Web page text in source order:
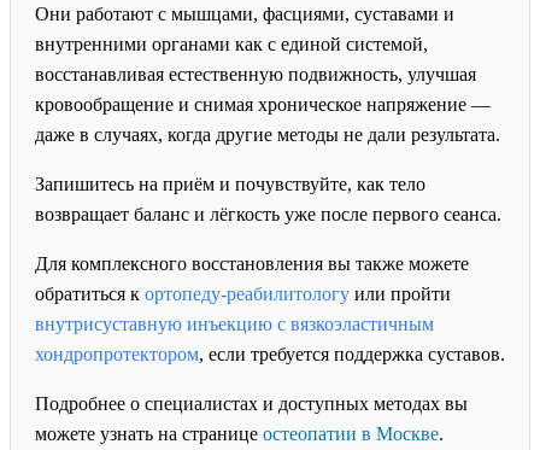
Они работают с мышцами, фасциями, суставами и
внутренними органами как с единой системой,
восстанавливая естественную подвижность, улучшая
кровообращение и снимая хроническое напряжение —
даже в случаях, когда другие методы не дали результата.
Запишитесь на приём и почувствуйте, как тело
возвращает баланс и лёгкость уже после первого сеанса.
Для комплексного восстановления вы также можете
обратиться к ортопеду-реабилитологу или пройти
внутрисуставную инъекцию с вязкоэластичным
хондропротектором, если требуется поддержка суставов.
Подробнее о специалистах и доступных методах вы
можете узнать на странице остеопатии в Москве.